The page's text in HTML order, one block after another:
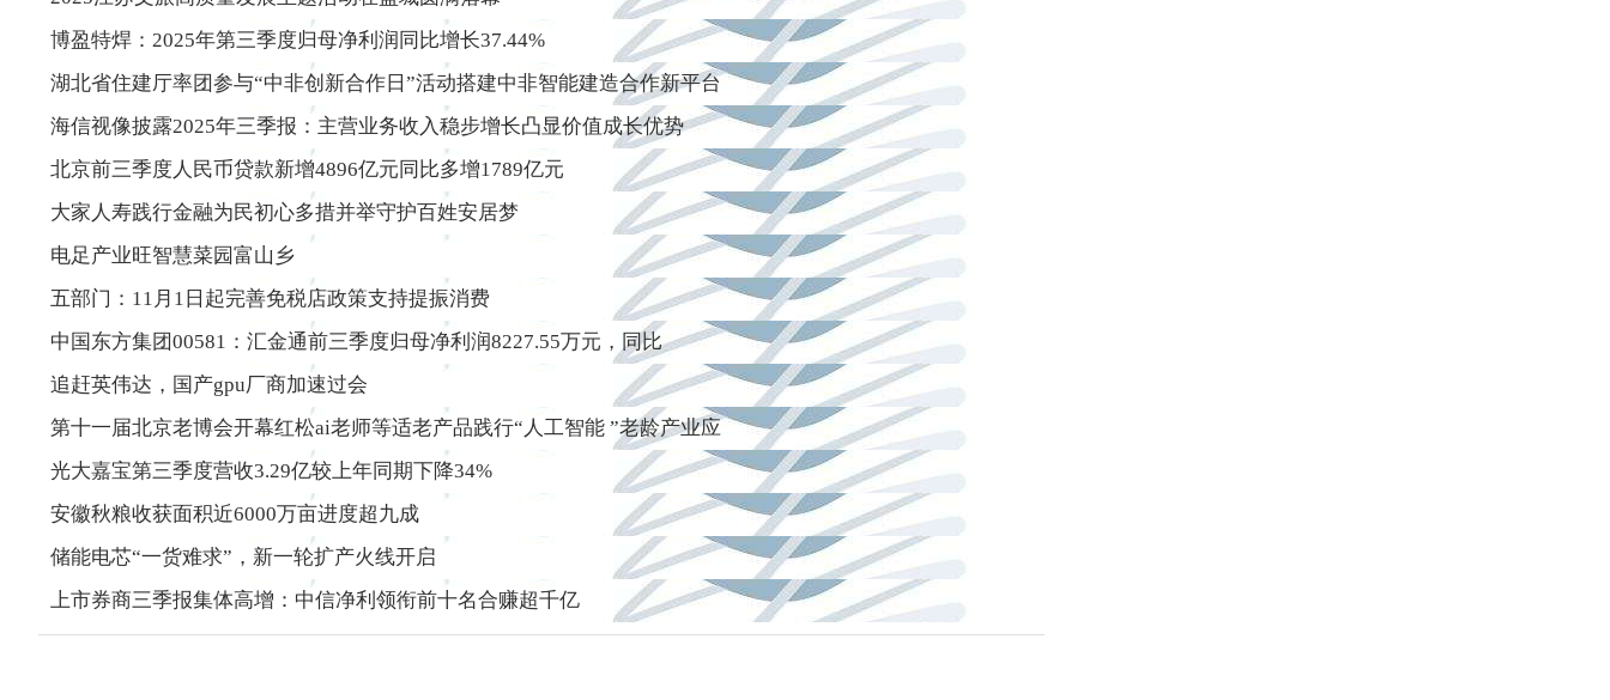
博盈特焊：2025年第三季度归母净利润同比增长37.44%
湖北省住建厅率团参与“中非创新合作日”活动搭建中非智能建造合作新平台
海信视像披露2025年三季报：主营业务收入稳步增长凸显价值成长优势
北京前三季度人民币贷款新增4896亿元同比多增1789亿元
大家人寿践行金融为民初心多措并举守护百姓安居梦
电足产业旺智慧菜园富山乡
五部门：11月1日起完善免税店政策支持提振消费
中国东方集团00581：汇金通前三季度归母净利润8227.55万元，同比
追赶英伟达，国产gpu厂商加速过会
第十一届北京老博会开幕红松ai老师等适老产品践行“人工智能 ”老龄产业应
光大嘉宝第三季度营收3.29亿较上年同期下降34%
安徽秋粮收获面积近6000万亩进度超九成
储能电芯“一货难求”，新一轮扩产火线开启
上市券商三季报集体高增：中信净利领衔前十名合赚超千亿